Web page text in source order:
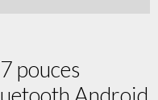
pouces
Android